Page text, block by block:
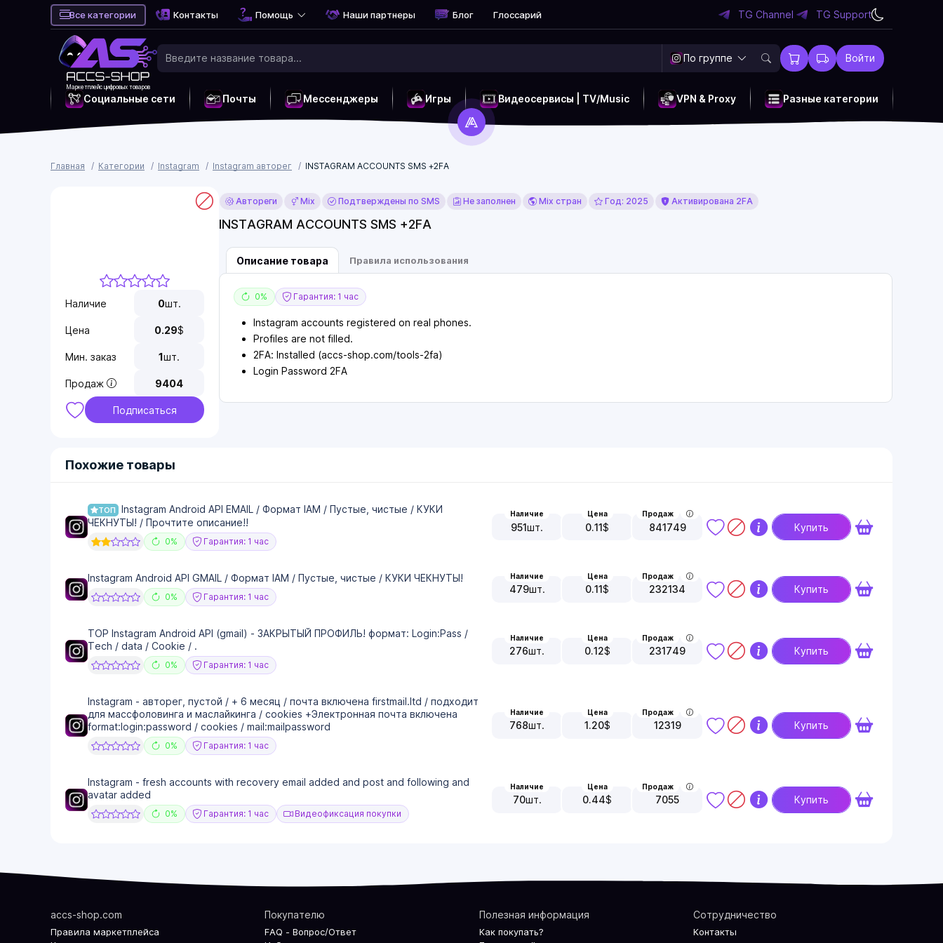
Все категории Контакты Помощь Наши партнеры Блог Глоссарий TG Channel TG Support
Маркетплейс цифровых товаров
По группе Войти
Социальные сети Почты Мессенджеры Игры Видеосервисы | TV/Music VPN & Proxy Разные категории
Главная Категории Instagram Instagram авторег INSTAGRAM ACCOUNTS SMS +2FA
Наличие 0шт.
Цена 0.29$
Мин. заказ 1шт.
Продаж 9404
Подписаться
Автореги Mix Подтверждены по SMS Не заполнен Mix стран Год: 2025 Активирована 2FA
INSTAGRAM ACCOUNTS SMS +2FA
Описание товара Правила использования
0% Гарантия: 1 час
Instagram accounts registered on real phones.
Profiles are not filled.
2FA: Installed (accs-shop.com/tools-2fa)
Login Password 2FA
Похожие товары
ТОП
Instagram Android API EMAIL / Формат IAM / Пустые, чистые / КУКИ
ЧЕКНУТЫ! / Прочтите описание!!
0% Гарантия: 1 час
Наличие
951шт.
Цена
0.11$
Продаж
841749 Купить
Instagram Android API GMAIL / Формат IAM / Пустые, чистые / КУКИ ЧЕКНУТЫ!
0% Гарантия: 1 час
Наличие
479шт.
Цена
0.11$
Продаж
232134 Купить
TOP Instagram Android API (gmail) - ЗАКРЫТЫЙ ПРОФИЛЬ! формат: Login:Pass /
Tech / data / Cookie / .
0% Гарантия: 1 час
Наличие
276шт.
Цена
0.12$
Продаж
231749 Купить
Instagram - авторег, пустой / + 6 месяц / почта включена firstmail.ltd / подходит
для массфоловинга и маслайкинга / cookies +Электронная почта включена
format:login:password / cookies / mail:mailpassword
0% Гарантия: 1 час
Наличие
768шт.
Цена
1.20$
Продаж
12319 Купить
Instagram - fresh accounts with recovery email added and post and following and
avatar added
0% Гарантия: 1 час Видеофиксация покупки
Наличие
70шт.
Цена
0.44$
Продаж
7055 Купить
accs-shop.com
Правила маркетплейса
Покупателю
FAQ - Вопрос/Ответ
Полезная информация
Как покупать?
Сотрудничество
Контакты